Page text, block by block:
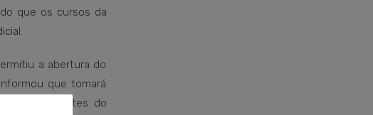
que os cursos da
a abertura do
que tomará
representantes do